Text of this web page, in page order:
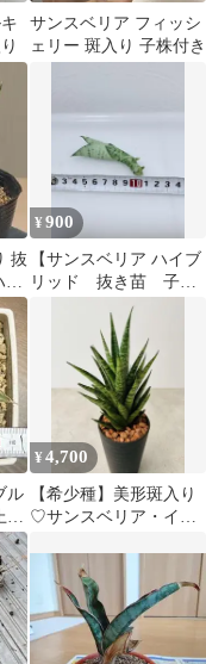
サンスベリア フィッシ
ェリー 斑入り 子株付き
抜
¥900
【サンスベリア ハイブ
リッド 抜き苗 子
ル
¥4,700
【希少種】美形斑入り
♡サンスベリア・イン
グポット♡【高品質】